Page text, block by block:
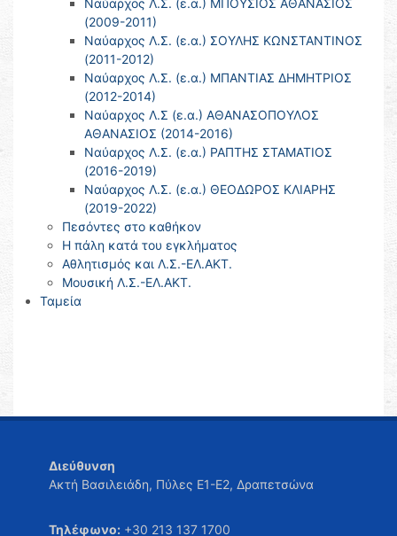
Ναύαρχος Λ.Σ. (ε.α.) ΜΠΟΥΣΙΟΣ ΑΘΑΝΑΣΙΟΣ
(2009-2011)
Ναύαρχος Λ.Σ. (ε.α.) ΣΟΥΛΗΣ ΚΩΝΣΤΑΝΤΙΝΟΣ
(2011-2012)
Ναύαρχος Λ.Σ. (ε.α.) ΜΠΑΝΤΙΑΣ ΔΗΜΗΤΡΙΟΣ
(2012-2014)
Ναύαρχος Λ.Σ (ε.α.) ΑΘΑΝΑΣΟΠΟΥΛΟΣ
ΑΘΑΝΑΣΙΟΣ (2014-2016)
Ναύαρχος Λ.Σ. (ε.α.) ΡΑΠΤΗΣ ΣΤΑΜΑΤΙΟΣ
(2016-2019)
Ναύαρχος Λ.Σ. (ε.α.) ΘΕΟΔΩΡΟΣ ΚΛΙΑΡΗΣ
(2019-2022)
Πεσόντες στο καθήκον
Η πάλη κατά του εγκλήματος
Αθλητισμός και Λ.Σ.-ΕΛ.ΑΚΤ.
Μουσική Λ.Σ.-ΕΛ.ΑΚΤ.
Ταμεία
Διεύθυνση
Ακτή Βασιλειάδη, Πύλες Ε1-Ε2, Δραπετσώνα
Τηλέφωνο: +30 213 137 1700